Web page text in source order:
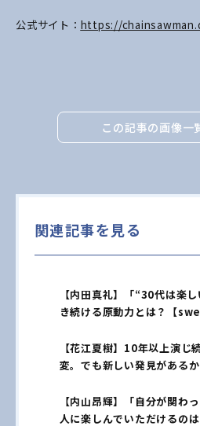
公式サイト： https://
この記事の画像一
関連記事を見る
【内田真礼】「“30代は楽
き続ける原動力とは？【
【花江夏樹】10年以上演じ
変。でも新しい発見がある
【内山昂輝】「自分が関わ
人に楽しんでいただけるの